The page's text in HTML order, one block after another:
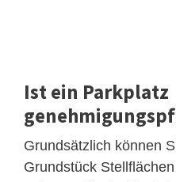
Ist ein Parkplatz
Grundsätzlich können
Grundstück